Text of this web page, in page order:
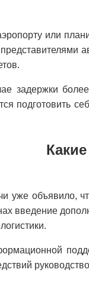
или
задержки
подготовить
уже объявило,
введение